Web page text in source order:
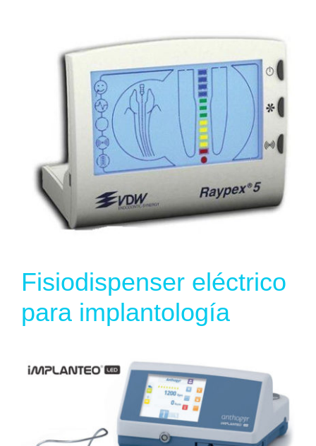
Fisiodispenser eléctrico
para implantología